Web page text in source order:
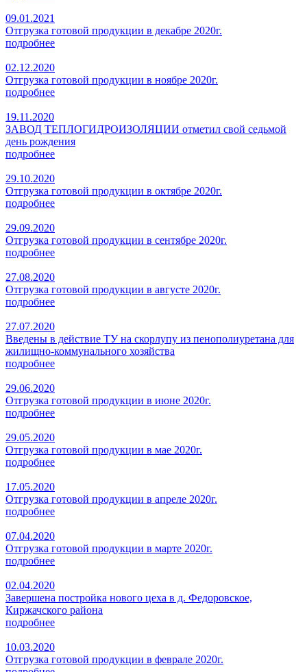
09.01.2021
Отгрузка готовой продукции в декабре 2020г.
подробнее
02.12.2020
Отгрузка готовой продукции в ноябре 2020г.
подробнее
19.11.2020
ЗАВОД ТЕПЛОГИДРОИЗОЛЯЦИИ отметил свой седьмой
день рождения
подробнее
29.10.2020
Отгрузка готовой продукции в октябре 2020г.
подробнее
29.09.2020
Отгрузка готовой продукции в сентябре 2020г.
подробнее
27.08.2020
Отгрузка готовой продукции в августе 2020г.
подробнее
27.07.2020
Введены в действие ТУ на скорлупу из пенополиуретана для
жилищно-коммунального хозяйства
подробнее
29.06.2020
Отгрузка готовой продукции в июне 2020г.
подробнее
29.05.2020
Отгрузка готовой продукции в мае 2020г.
подробнее
17.05.2020
Отгрузка готовой продукции в апреле 2020г.
подробнее
07.04.2020
Отгрузка готовой продукции в марте 2020г.
подробнее
02.04.2020
Завершена постройка нового цеха в д. Федоровское,
Киржачского района
подробнее
10.03.2020
Отгрузка готовой продукции в феврале 2020г.